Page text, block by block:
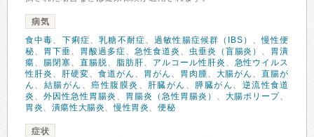
病気
食中毒、 下痢症、乳糖不耐症、過敏性腸症候群（IBS） 、慢性便
秘、 胃下垂、 胃酸過多症、 急性食道炎 、 虫垂炎（盲腸炎） 、 胃潰
瘍、 腸閉塞、 直腸脱、 脂肪肝、 アルコール性肝炎 、 急性ウイルス
性肝炎 、 肝硬変、 食道がん 、 胃がん 、 胃肉腫、 大腸がん 、直腸が
ん 、 結腸がん 、癌性腹膜炎 、 肝臓がん 、 膵臓がん 、 逆流性食道
炎 、 外因性急性胃腸炎 、 胃腸炎（急性胃腸炎） 、 大腸ポリープ、
胃炎、 潰瘍性大腸炎、慢性胃炎、便秘
症状